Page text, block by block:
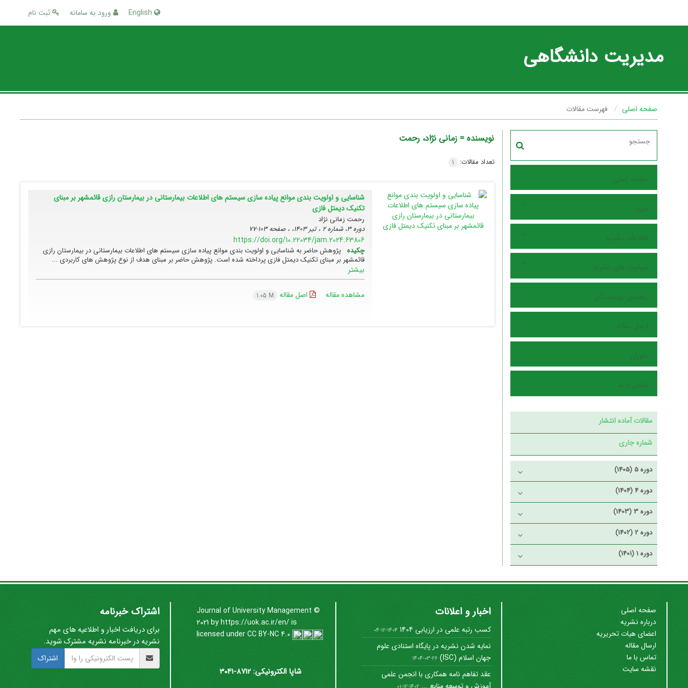
ثبت نام ورود به سامانه
مدیریت دانشگاهی
صفحه اصلی فهرست مقالات
صفحه اصلی
مرور
اطلاعات نشریه
سیاست های نشریه
راهنمای نویسندگان
ارسال مقاله
داوران
تماس با ما
مقالات آماده انتشار
شماره جاری
دوره 5 (1405)
دوره 4 (1404)
دوره 3 (1403)
دوره 2 (1402)
دوره 1 (1401)
نویسنده =زمانی نژاد، رحمت
تعداد مقالات: 1
شناسایی و اولویت بندی موانع پیاده سازی سیستم های اطلاعات بیمارستانی در بیمارستان رازی قائمشهر بر مبنای
تکنیک دیمتل فازی
رحمت زمانی نژاد
دوره 3، شماره 2 ، تیر 1403، ، صفحه
103-77
https://doi.org/10.22034/jam.2024.63806
چکیده پژوهش حاضر به شناسایی و اولویت بندی موانع پیاده سازی سیستم های اطلاعات بیمارستانی در بیمارستان رازی
قائمشهر بر مبنای تکنیک دیمتل فازی پرداخته شده است. پژوهش حاضر بر مبنای هدف از نوع پژوهش های کاربردی ...
بیشتر
مشاهده مقاله اصل مقاله 1.05 M
صفحه اصلی
درباره نشریه
اعضای هیات تحریریه
ارسال مقاله
تماس با ما
نقشه سایت
اخبار و اعلانات
کسب رتبه علمی در ارزیابی 1404 1404-12-04
نمایه شدن نشریه در پایگاه استنادی علوم
جهان اسلام (ISC)
1404-03-26
عقد تفاهم نامه همکاری با انجمن علمی
آموزش و توسعه منابع ...
Journal of University Management ©
2021 byhttps://uok.ac.ir/en/is
licensed underCC BY-NC 4.0
شاپا الکترونیکی: 8712-3041
اشتراک خبرنامه
برای دریافت اخبار و اطلاعیه های مهم
نشریه در خبرنامه نشریه مشترک شوید.
اشتراک